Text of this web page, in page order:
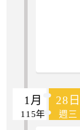
1月 28日
115年 週三